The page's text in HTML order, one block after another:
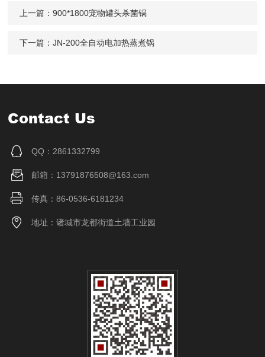
上一篇：900*1800宠物罐头杀菌锅
下一篇：JN-200全自动电加热蒸煮锅
Contact Us
QQ：2861332799
邮箱：13791876508@163.com
传真：86-0536-6181234
地址：诸城市龙都街道土墙工业园